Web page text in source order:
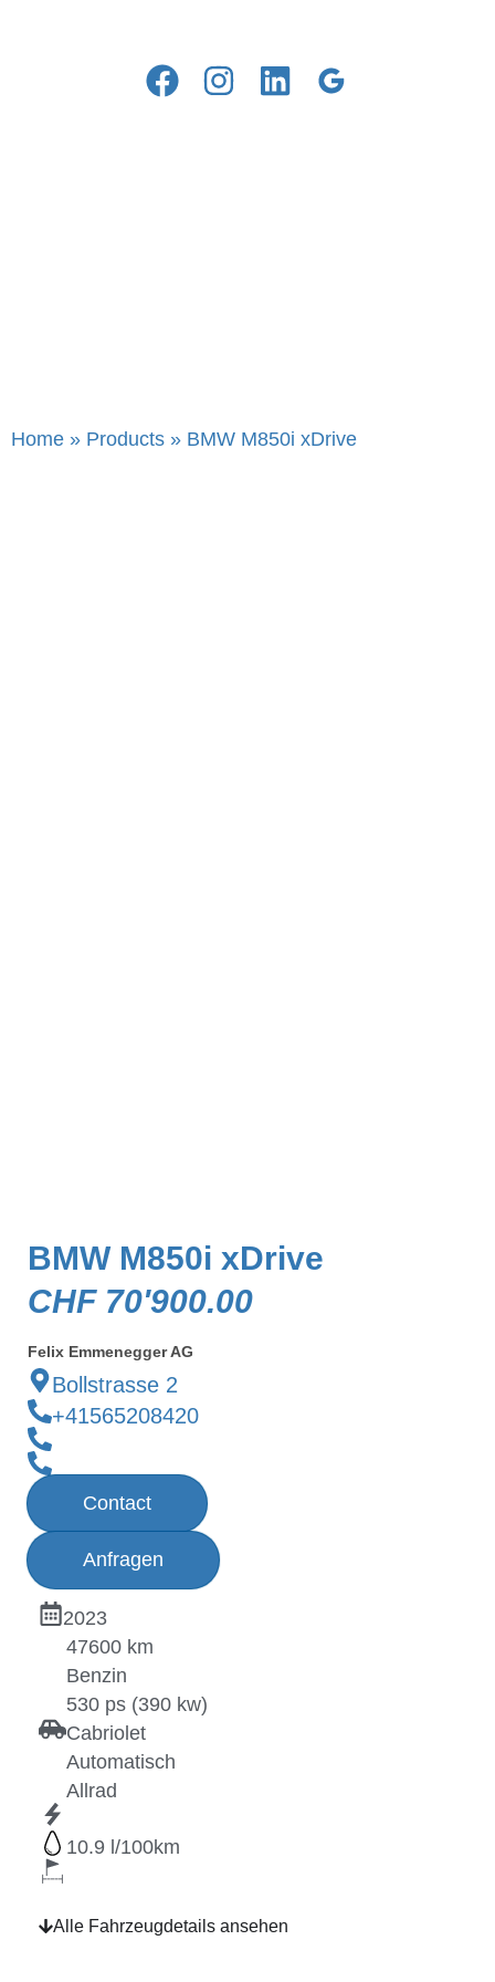
Home » Products » BMW M850i xDrive
BMW M850i xDrive
CHF70'900.00
Felix Emmenegger AG
Bollstrasse 2
+41565208420
Contact
Anfragen
2023
Cabriolet
47600 km
Automatisch
Benzin
Allrad
530 ps (390 kw)
10.9
Alle Fahrzeugdetails ansehen